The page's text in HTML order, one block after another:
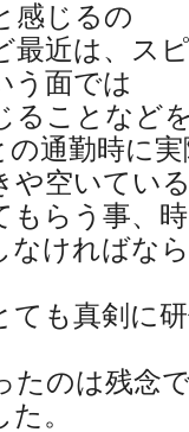
感じるの
最近は、ス
う面では
ることなど
通勤時に
や空いてい
もらう事、
なければな
ても真剣に
たのは残念
。